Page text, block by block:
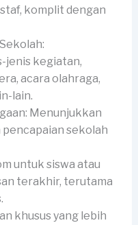
komplit dengan
jenis kegiatan,
acara olahraga,
lain.
Menunjukkan
sekolah
untuk siswa atau
terakhir, terutama
khusus yang lebih